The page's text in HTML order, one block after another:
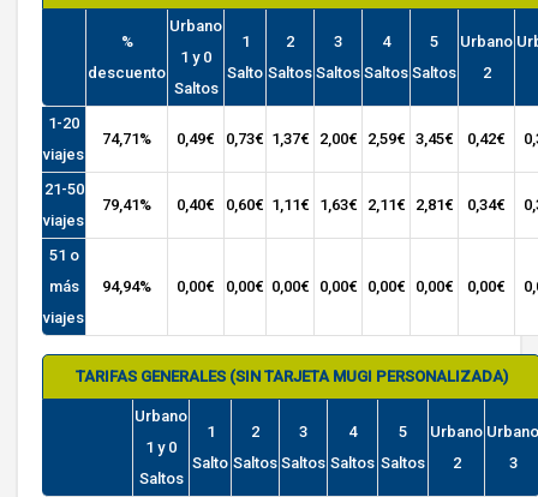
%
descuento
Urbano
1 y 0
Saltos
1
Salto
2
Saltos
3
Saltos
4
Saltos
5
Saltos
Urbano
2
1-20
viajes
74,71% 0,49€ 0,73€ 1,37€ 2,00€ 2,59€ 3,45€ 0,42€
21-50
viajes
79,41% 0,40€ 0,60€ 1,11€ 1,63€ 2,11€ 2,81€ 0,34€
51 o
más
viajes
94,94% 0,00€ 0,00€ 0,00€ 0,00€ 0,00€ 0,00€ 0,00€
TARIFAS GENERALES (SIN TARJETA MUGI PERSONALIZADA)
Urbano
1 y 0
Saltos
1
Salto
2
Saltos
3
Saltos
4
Saltos
5
Saltos
Urbano
2
Urbano
3